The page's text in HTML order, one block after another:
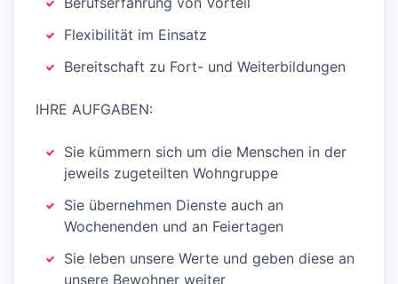
Flexibilität im Einsatz
Bereitschaft zu Fort- und Weiterbildungen
IHRE AUFGABEN:
Sie kümmern sich um die Menschen in der
jeweils zugeteilten Wohngruppe
Sie übernehmen Dienste auch an
Wochenenden und an Feiertagen
Sie leben unsere Werte und geben diese an
unsere Bewohner weiter